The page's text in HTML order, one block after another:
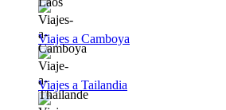
Viajes a Camboya
Viajes a Tailandia